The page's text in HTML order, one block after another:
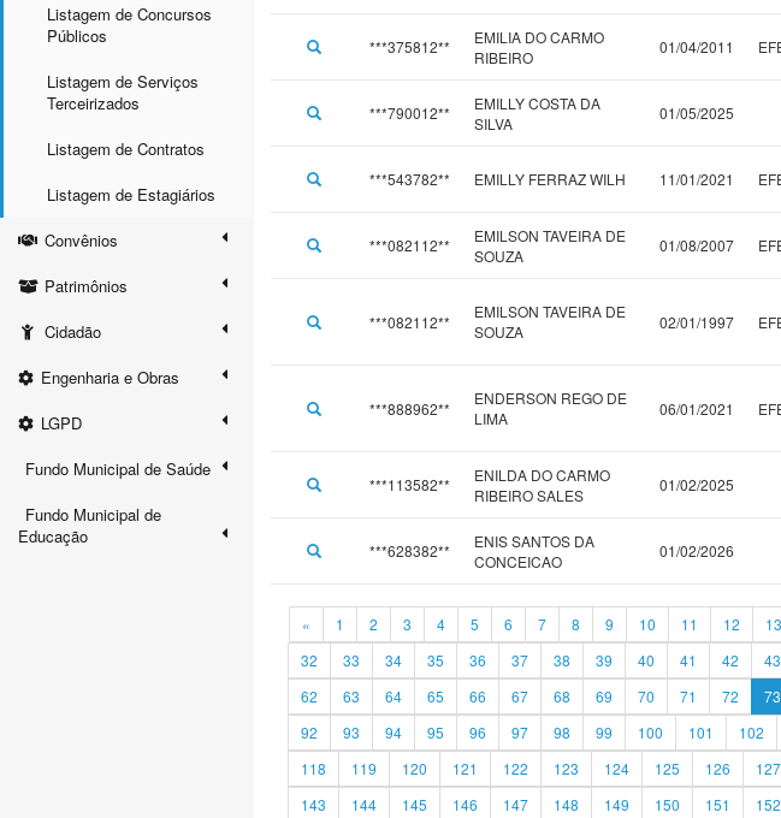
Listagem de Concursos
Públicos
Listagem de Serviços
Terceirizados
Listagem de Contratos
Listagem de Estagiários
Convênios
Patrimônios
Cidadão
Engenharia e Obras
LGPD
Fundo Municipal de Saúde
Fundo Municipal de
Educação
***375812**
EMILIA DO CARMO
RIBEIRO
01/04/2011
***790012**
EMILLY COSTA DA
SILVA
01/05/2025
***543782** EMILLY FERRAZ WILH 11/01/2021
***082112**
EMILSON TAVEIRA DE
SOUZA
01/08/2007
***082112**
EMILSON TAVEIRA DE
SOUZA
02/01/1997
***888962**
ENDERSON REGO DE
LIMA
06/01/2021
***113582**
ENILDA DO CARMO
RIBEIRO SALES
01/02/2025
***628382**
ENIS SANTOS DA
CONCEICAO
01/02/2026
« 1 2 3 4 5 6 7 8 9 10 11 12 13
32
33 34 35 36 37 38 39 40 41 42 43
62
63 64 65 66 67 68 69 70 71 72 73
92
93 94 95 96 97 98 99 100 101 102
118
119 120 121 122 123 124 125 126 127
143
144 145 146 147 148 149 150 151 152